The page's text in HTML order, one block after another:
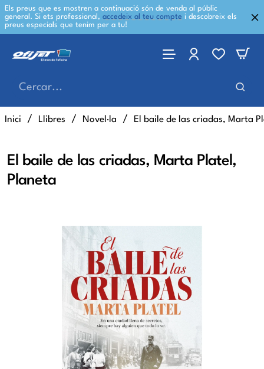
Els preus que es mostren a continuació són de venda al públic
general. Si ets professional, accedeix al teu compte i descobreix els
preus especials que tenim per a tu!
El baile de las criadas, Marta Platel,
Planeta
Inici homeLlibres Novel·la El baile de las criadas, Marta